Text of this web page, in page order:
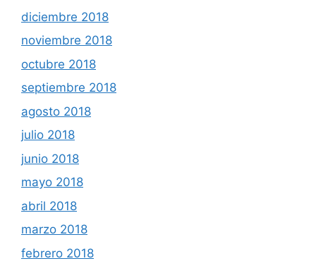
diciembre 2018
noviembre 2018
octubre 2018
septiembre 2018
agosto 2018
julio 2018
junio 2018
mayo 2018
abril 2018
marzo 2018
febrero 2018